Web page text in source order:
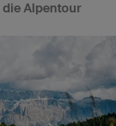
Alpentour